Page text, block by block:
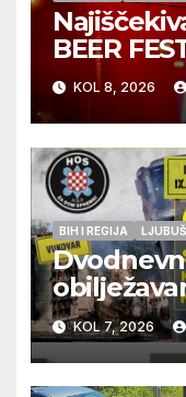
BEER
KOL 8, 2026
BIH I REGIJA
pogibije
Kraljevića
KOL 7, 2026